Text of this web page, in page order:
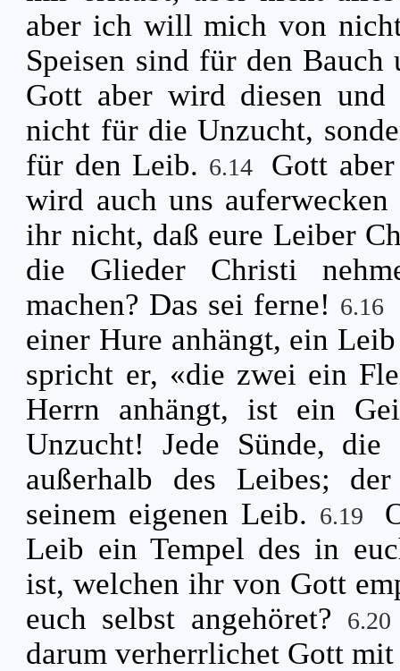
aber ich will mich von
Speisen sind für den
Gott aber wird diesen
nicht für die Unzucht,
für den Leib. 6.14
Gott
wird auch uns
ihr nicht, daß eure Leiber
die Glieder Christi
machen? Das sei ferne! 6.16
einer Hure anhängt, ein
spricht er, «die zwei ein
Herrn anhängt, ist ein
Unzucht! Jede Sünde,
außerhalb des Leibes;
seinem eigenen Leib. 6.19
Leib ein Tempel des in
ist, welchen ihr von Gott
euch selbst angehöret?
darum verherrlichet Gott